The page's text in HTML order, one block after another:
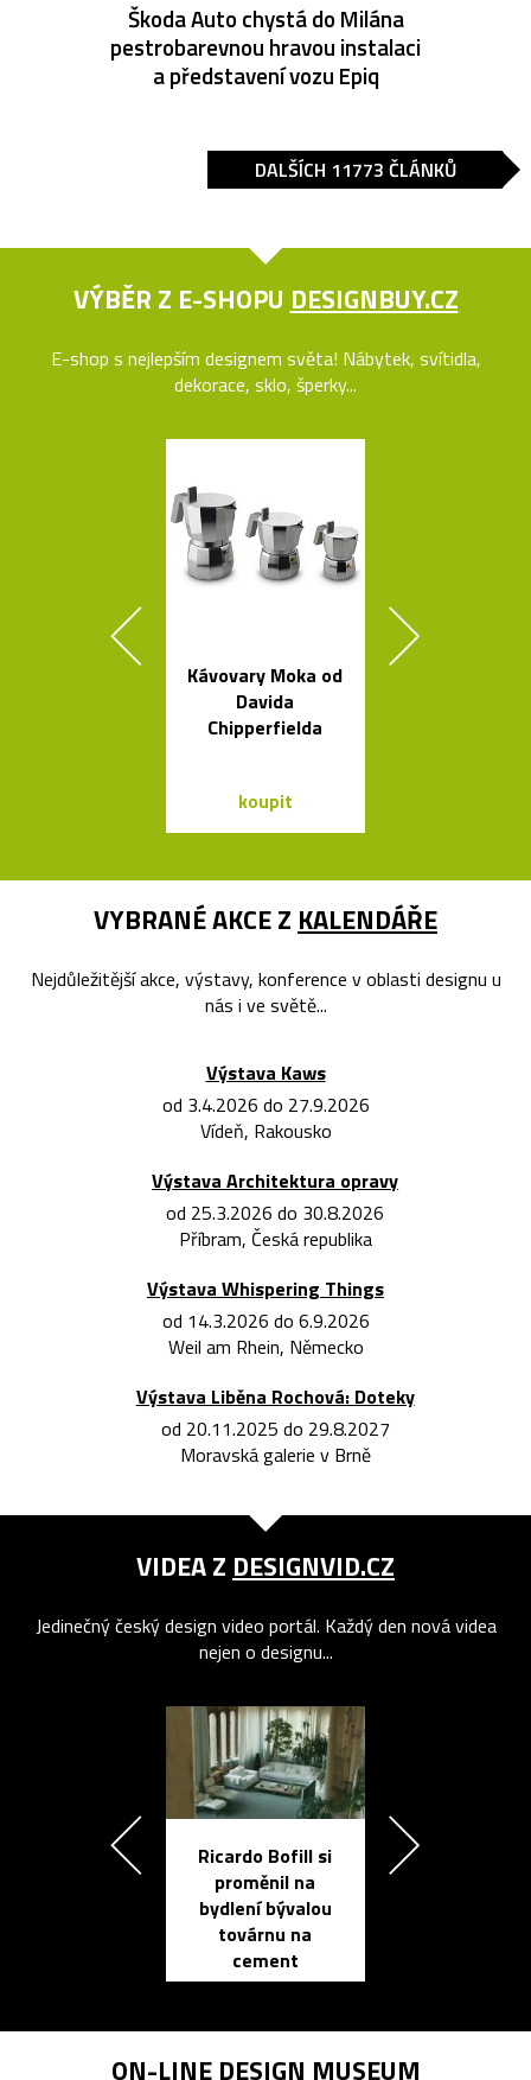
Škoda Auto chystá do Milána
pestrobarevnou hravou instalaci
a představení vozu Epiq
DALŠÍCH 11773 ČLÁNKŮ
VÝBĚR Z E-SHOPU DESIGNBUY.CZ
E-shop s nejlepším designem světa! Nábytek, svítidla,
dekorace, sklo, šperky...
Kávovary Moka od
Davida
Chipperfielda
koupit
VYBRANÉ AKCE Z KALENDÁŘE
Nejdůležitější akce, výstavy, konference v oblasti designu u
nás i ve světě...
Výstava Kaws
od 3.4.2026 do 27.9.2026
Vídeň, Rakousko
Výstava Architektura opravy
od 25.3.2026 do 30.8.2026
Příbram, Česká republika
Výstava Whispering Things
od 14.3.2026 do 6.9.2026
Weil am Rhein, Německo
Výstava Liběna Rochová: Doteky
od 20.11.2025 do 29.8.2027
Moravská galerie v Brně
VIDEA Z DESIGNVID.CZ
Jedinečný český design video portál. Každý den nová videa
nejen o designu...
Ricardo Bofill si
proměnil na
bydlení bývalou
továrnu na
cement
ON-LINE DESIGN MUSEUM